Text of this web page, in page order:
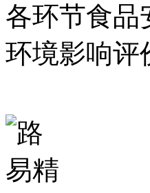
各环节食品
环境影响评